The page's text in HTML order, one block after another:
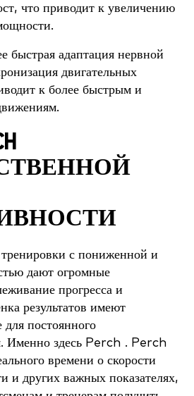
что приводит к увеличению
быстрая адаптация нервной
двигательных
к более быстрым и
с пониженной и
дают огромные
прогресса и
результатов имеют
постоянного
Именно здесь Perch . Perch
времени о скорости
и других важных показателях,